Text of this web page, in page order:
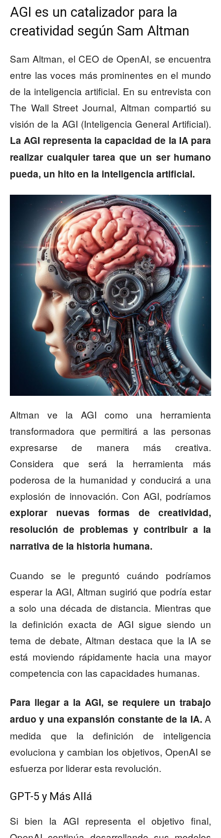
AGI es un catalizador para la
creatividad según Sam Altman
Sam Altman, el CEO de OpenAI, se encuentra
entre las voces más prominentes en el mundo
de la inteligencia artificial. En su entrevista con
The Wall Street Journal, Altman compartió su
visión de la AGI (Inteligencia General Artificial).
La AGI representa la capacidad de la IA para
realizar cualquier tarea que un ser humano
pueda, un hito en la inteligencia artificial.
Altman ve la AGI como una herramienta
transformadora que permitirá a las personas
expresarse de manera más creativa.
Considera que será la herramienta más
poderosa de la humanidad y conducirá a una
explosión de innovación. Con AGI, podríamos
explorar nuevas formas de creatividad,
resolución de problemas y contribuir a la
narrativa de la historia humana.
Cuando se le preguntó cuándo podríamos
esperar la AGI, Altman sugirió que podría estar
a solo una década de distancia. Mientras que
la definición exacta de AGI sigue siendo un
tema de debate, Altman destaca que la IA se
está moviendo rápidamente hacia una mayor
competencia con las capacidades humanas.
Para llegar a la AGI, se requiere un trabajo
arduo y una expansión constante de la IA. A
medida que la definición de inteligencia
evoluciona y cambian los objetivos, OpenAI se
esfuerza por liderar esta revolución.
GPT-5 y Más Allá
Si bien la AGI representa el objetivo final,